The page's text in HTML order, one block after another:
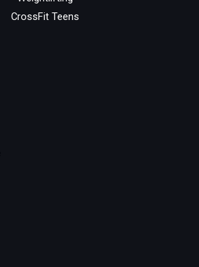
CrossFit Teens